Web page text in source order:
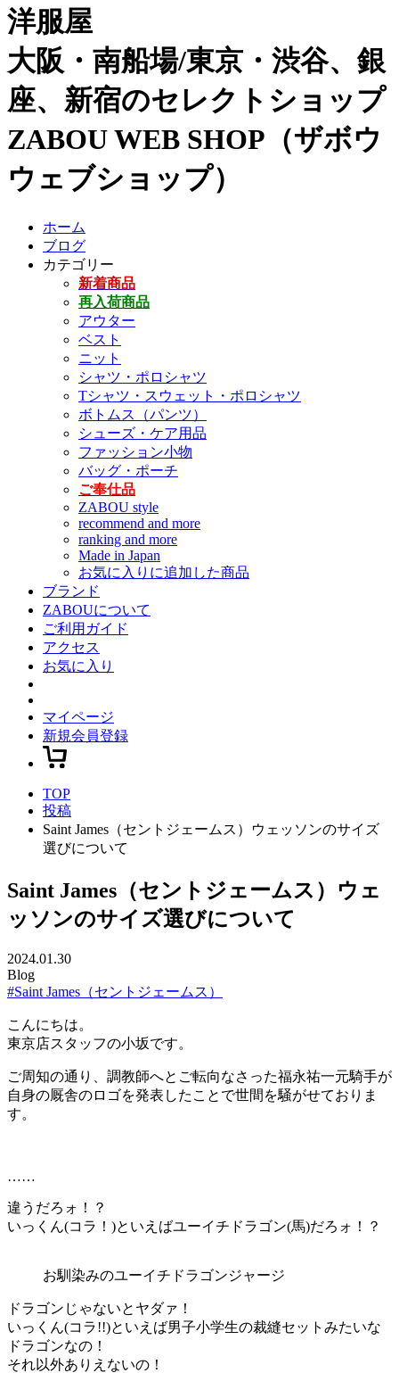
洋服屋
大阪・南船場/東京・渋谷、銀
座、新宿のセレクトショップ
ZABOU WEB SHOP（ザボウ
ウェブショップ）
ホーム
ブログ
カテゴリー
新着商品
再入荷商品
アウター
ベスト
ニット
シャツ・ポロシャツ
Tシャツ・スウェット・ポロシャツ
ボトムス（パンツ）
シューズ・ケア用品
ファッション小物
バッグ・ポーチ
ご奉仕品
ZABOU style
recommend and more
ranking and more
Made in Japan
お気に入りに追加した商品
ブランド
ZABOUについて
ご利用ガイド
アクセス
お気に入り
マイページ
新規会員登録
TOP
投稿
Saint James（セントジェームス）ウェッソンのサイズ
選びについて
Saint James（セントジェームス）ウェ
ッソンのサイズ選びについて
2024.01.30
Blog
#Saint James（セントジェームス）
こんにちは。
東京店スタッフの小坂です。
ご周知の通り、調教師へとご転向なさった福永祐一元騎手が
自身の厩舎のロゴを発表したことで世間を騒がせておりま
す。
……
違うだろォ！？
いっくん(コラ！)といえばユーイチドラゴン(馬)だろォ！？
お馴染みのユーイチドラゴンジャージ
ドラゴンじゃないとヤダァ！
いっくん(コラ!!)といえば男子小学生の裁縫セットみたいな
ドラゴンなの！
それ以外ありえないの！